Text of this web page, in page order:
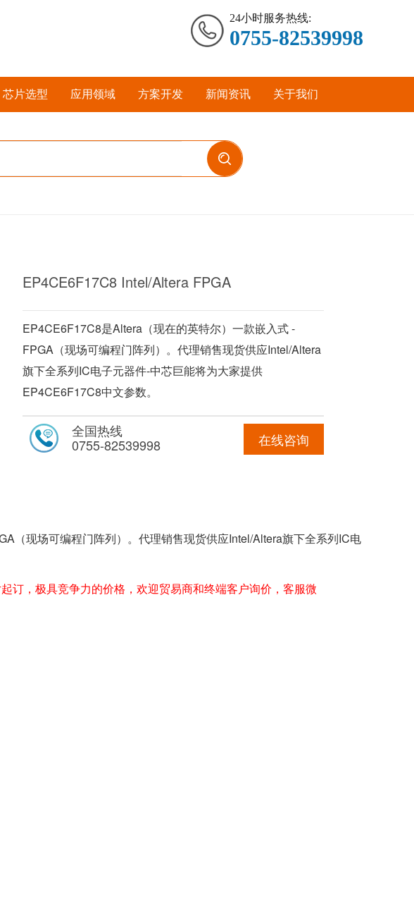
24小时服务热线:
0755-82539998
芯片选型 应用领域 方案开发 新闻资讯 关于我们
EP4CE6F17C8 Intel/Altera FPGA
EP4CE6F17C8是Altera（现在的英特尔）一款嵌入式 -
FPGA（现场可编程门阵列）。代理销售现货供应Intel/Altera
旗下全系列IC电子元器件-中芯巨能将为大家提供
EP4CE6F17C8中文参数。
在线咨询
全国热线
0755-82539998
（现场可编程门阵列）。代理销售现货供应Intel/Altera旗下全系列IC电
订，极具竞争力的价格，欢迎贸易商和终端客户询价，客服微